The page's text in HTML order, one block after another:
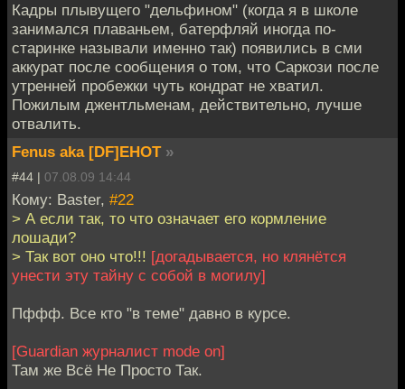
Кадры плывущего "дельфином" (когда я в школе
занимался плаваньем, батерфляй иногда по-
старинке называли именно так) появились в сми
аккурат после сообщения о том, что Саркози после
утренней пробежки чуть кондрат не хватил.
Пожилым джентльменам, действительно, лучше
отвалить.
Fenus aka [DF]EHOT »
#44 | 07.08.09 14:44
Кому: Baster, #22
> А если так, то что означает его кормление
лошади?
> Так вот оно что!!! [догадывается, но клянётся
унести эту тайну с собой в могилу]
Пффф. Все кто "в теме" давно в курсе.
[Guardian журналист mode on]
Там же Всё Не Просто Так.